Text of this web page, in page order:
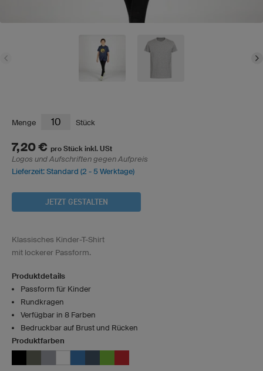
Menge Stück
7,20 € pro Stück inkl. USt
Logos und Aufschriften gegen Aufpreis
Lieferzeit: Standard (2 - 5 Werktage)
JETZT GESTALTEN
Klassisches Kinder-T-Shirt
mit lockerer Passform.
Produktdetails
Passform für Kinder
Rundkragen
Verfügbar in 8 Farben
Bedruckbar auf Brust und Rücken
Produktfarben